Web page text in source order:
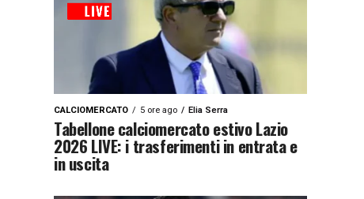
CALCIOMERCATO 5 ore ago Elia Serra
Tabellone calciomercato estivo Lazio
2026 LIVE: i trasferimenti in entrata e
in uscita